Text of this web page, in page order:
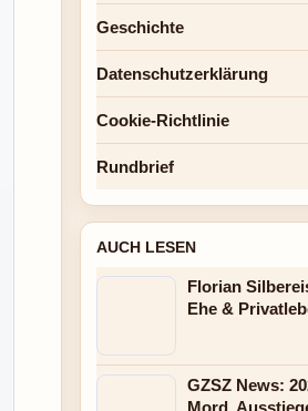
Geschichte
Datenschutzerklärung
Cookie-Richtlinie
Rundbrief
AUCH LESEN
Florian
Ehe &
GZSZ News:
Mord,